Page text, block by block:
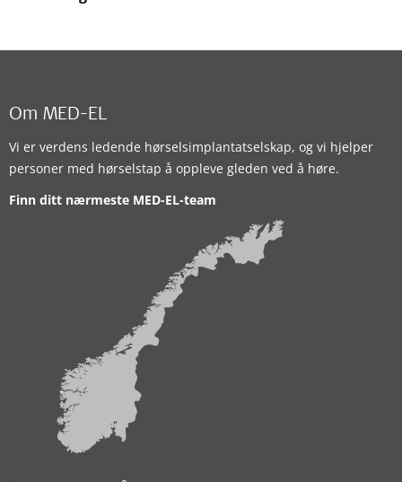
Om MED-EL
Vi er verdens ledende hørselsimplantatselskap, og vi hjelper
personer med hørselstap å oppleve gleden ved å høre.
Finn ditt nærmeste MED-EL-team